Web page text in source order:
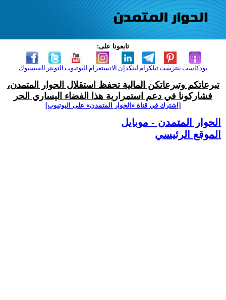
تابعونا على:
الفيسبوك التويتر اليوتيوب الانستغرام لينكدإن تيلكرامبنترست بودكاست
تبرعاتكم وتبرعاتكن المالية تحفظ استقلال الحوار المتمدن،
فشاركونا في دعم استمرارية هذا الفضاء اليساري الحر
[اشترك في قناة ‫«الحوار المتمدن» على اليوتيوب]
الحوار المتمدن - موبايل
الموقع الرئيسي